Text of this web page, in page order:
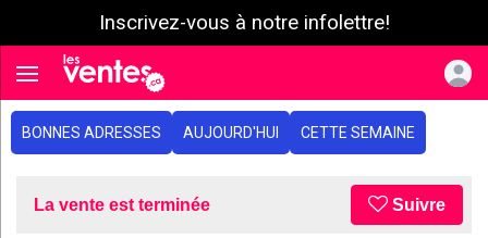
Inscrivez-vous à notre infolettre!
Toggle navigation
BONNES ADRESSES AUJOURD'HUI CETTE SEMAINE
La vente est terminée Suivre